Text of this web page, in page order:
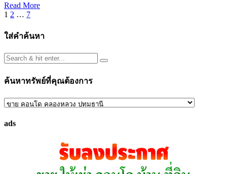
Read More
Posts
pagination
1 2 … 7
ใส่คำค้นหา
ค้นหาทรัพย์ที่คุณต้องการ
ค้นหา
ที่
ads